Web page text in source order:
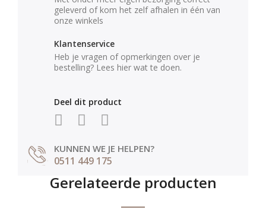
geleverd of kom het zelf afhalen in één van
onze winkels
Klantenservice
Heb je vragen of opmerkingen over je
bestelling? Lees hier wat te doen.
Deel dit product
KUNNEN WE JE HELPEN?
0511 449 175
Gerelateerde producten